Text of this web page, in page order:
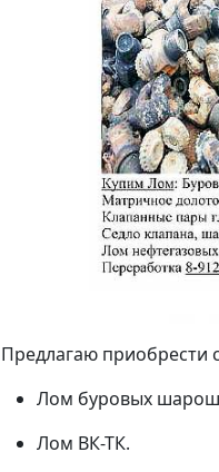
Предлагаю приобрести
Лом буровых
Лом ВК-ТК.